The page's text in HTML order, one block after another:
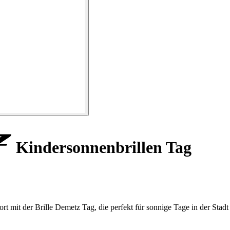
Kindersonnenbrillen Tag
mit der Brille Demetz Tag, die perfekt für sonnige Tage in der Stadt